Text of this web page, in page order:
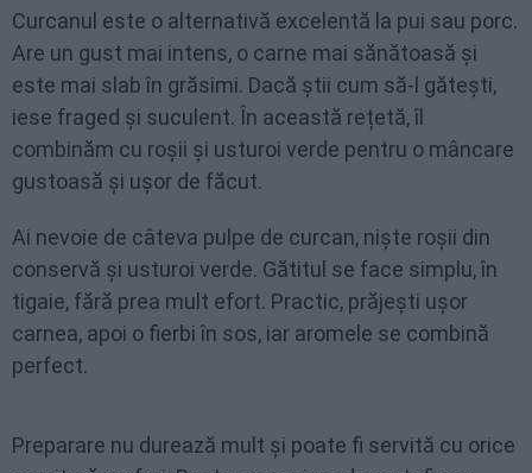
Curcanul este o alternativă excelentă la pui sau porc.
Are un gust mai intens, o carne mai sănătoasă și
este mai slab în grăsimi. Dacă știi cum să-l gătești,
iese fraged și suculent. În această rețetă, îl
combinăm cu roșii și usturoi verde pentru o mâncare
gustoasă și ușor de făcut.
Ai nevoie de câteva pulpe de curcan, niște roșii din
conservă și usturoi verde. Gătitul se face simplu, în
tigaie, fără prea mult efort. Practic, prăjești ușor
carnea, apoi o fierbi în sos, iar aromele se combină
perfect.
Preparare nu durează mult și poate fi servită cu orice